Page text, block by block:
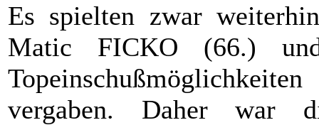
Es spielten zwar
Matic FICKO (66.)
vergaben. Daher war